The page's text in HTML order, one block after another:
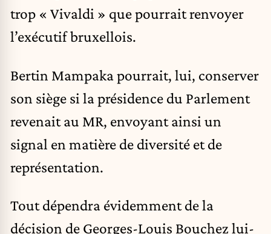
trop « Vivaldi » que pourrait renvoyer
l’exécutif bruxellois.
Bertin Mampaka pourrait, lui, conserver
son siège si la présidence du Parlement
revenait au MR, envoyant ainsi un
signal en matière de diversité et de
représentation.
Tout dépendra évidemment de la
décision de Georges-Louis Bouchez lui-